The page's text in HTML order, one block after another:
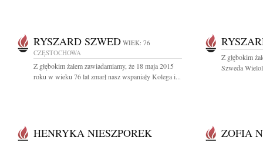
RYSZARD SZWED WIEK: 76
CZĘSTOCHOWA
Z głębokim żalem zawiadamiamy, że 18 maja 2015
roku w wieku 76 lat zmarł nasz wspaniały Kolega i...
Z głębokim
Szweda
HENRYKA NIESZPOREK ZOFIA